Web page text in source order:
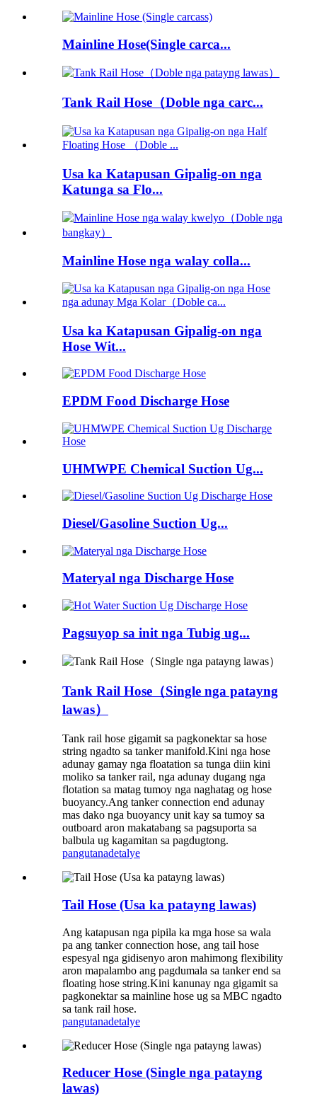
Mainline Hose(Single carca...
Tank Rail Hose（Doble nga carc...
Usa ka Katapusan Gipalig-on nga
Katunga sa Flo...
Mainline Hose nga walay colla...
Usa ka Katapusan Gipalig-on nga
Hose Wit...
EPDM Food Discharge Hose
UHMWPE Chemical Suction Ug...
Diesel/Gasoline Suction Ug...
Materyal nga Discharge Hose
Pagsuyop sa init nga Tubig ug...
Tank Rail Hose（Single nga patayng
lawas）
Tank rail hose gigamit sa pagkonektar sa hose
string ngadto sa tanker manifold.Kini nga hose
adunay gamay nga floatation sa tunga diin kini
moliko sa tanker rail, nga adunay dugang nga
flotation sa matag tumoy nga naghatag og hose
buoyancy.Ang tanker connection end adunay
mas dako nga buoyancy unit kay sa tumoy sa
outboard aron makatabang sa pagsuporta sa
balbula ug kagamitan sa pagdugtong.
pangutanadetalye
Tail Hose (Usa ka patayng lawas)
Ang katapusan nga pipila ka mga hose sa wala
pa ang tanker connection hose, ang tail hose
espesyal nga gidisenyo aron mahimong flexibility
aron mapalambo ang pagdumala sa tanker end sa
floating hose string.Kini kanunay nga gigamit sa
pagkonektar sa mainline hose ug sa MBC ngadto
sa tank rail hose.
pangutanadetalye
Reducer Hose (Single nga patayng
lawas)